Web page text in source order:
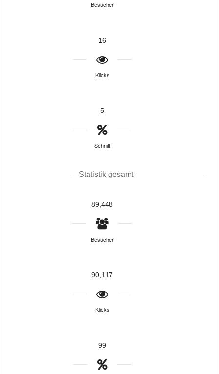
Besucher
16
Klicks
5
Schnitt
Statistik gesamt
89,448
Besucher
90,117
Klicks
99